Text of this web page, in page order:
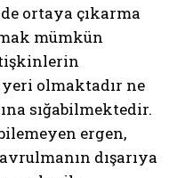
ortaya çıkarma
mümkün
olmaktadır ne
sığabilmektedir.
ergen,
dışarıya